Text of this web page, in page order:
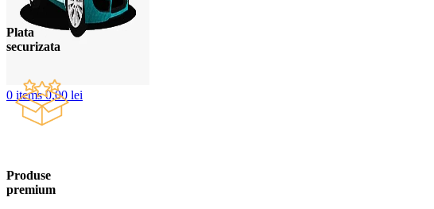
0 items 0,00 lei
Plata
securizata
Produse
premium